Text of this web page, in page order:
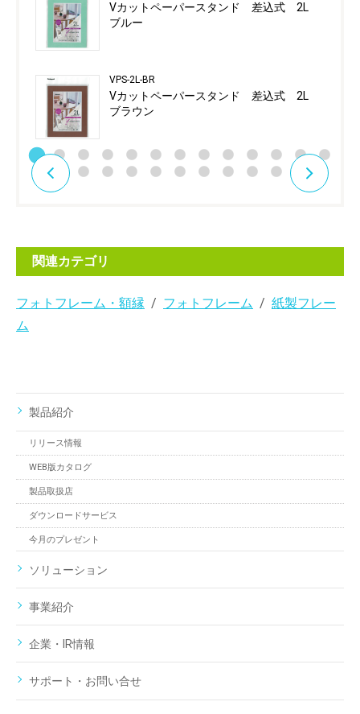
Vカットペーパースタンド 差込式 2L
ブルー
VPS-2L-BR
Vカットペーパースタンド 差込式 2L
ブラウン
関連カテゴリ
フォトフレーム・額縁 フォトフレーム
紙製フレー
ム
製品紹介
リリース情報
WEB版カタログ
製品取扱店
ダウンロードサービス
今月のプレゼント
ソリューション
事業紹介
企業・IR情報
サポート・お問い合せ